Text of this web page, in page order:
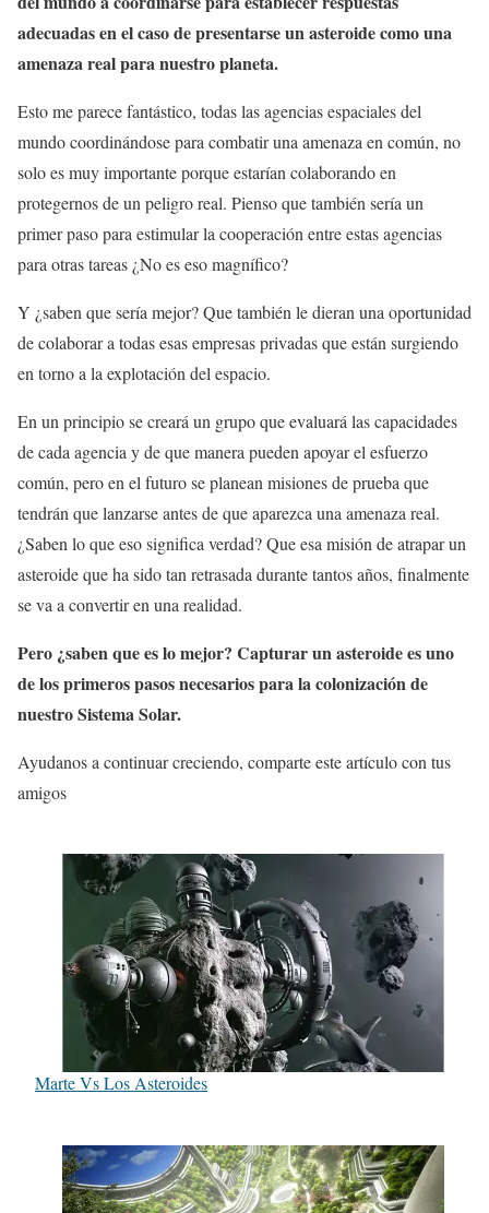
adecuadas en el caso de presentarse un asteroide como una
amenaza real para nuestro planeta.
Esto me parece fantástico, todas las agencias espaciales del
mundo coordinándose para combatir una amenaza en común, no
solo es muy importante porque estarían colaborando en
protegernos de un peligro real. Pienso que también sería un
primer paso para estimular la cooperación entre estas agencias
para otras tareas ¿No es eso magnífico?
Y ¿saben que sería mejor? Que también le dieran una oportunidad
de colaborar a todas esas empresas privadas que están surgiendo
en torno a la explotación del espacio.
En un principio se creará un grupo que evaluará las capacidades
de cada agencia y de que manera pueden apoyar el esfuerzo
común, pero en el futuro se planean misiones de prueba que
tendrán que lanzarse antes de que aparezca una amenaza real.
¿Saben lo que eso significa verdad? Que esa misión de atrapar un
asteroide que ha sido tan retrasada durante tantos años, finalmente
se va a convertir en una realidad.
Pero ¿saben que es lo mejor? Capturar un asteroide es uno
de los primeros pasos necesarios para la colonización de
nuestro Sistema Solar.
Ayudanos a continuar creciendo, comparte este artículo con tus
amigos
Marte Vs Los Asteroides